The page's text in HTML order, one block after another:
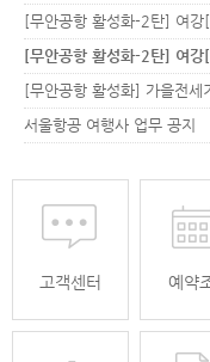
[무안공항 활성화-2탄] 여
[무안공항 활성화-2탄] 여
서울항공 여행사 업무 공지
고객센터 예약